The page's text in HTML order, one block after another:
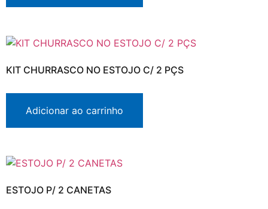
KIT CHURRASCO NO ESTOJO C/ 2 PÇS
Adicionar ao carrinho
ESTOJO P/ 2 CANETAS